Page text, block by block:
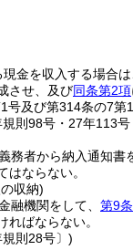
金を収入する場合
させ、及び同条第2項
号及び第314条の7第
則98号・27年113
務者から納入通知書
はならない。
収納)
融機関をして、 第9
ればならない。
則28号〕)